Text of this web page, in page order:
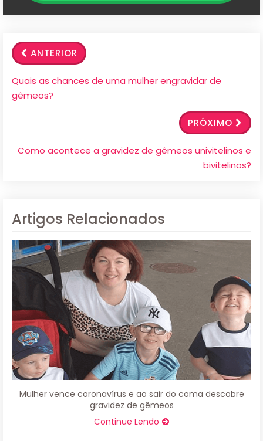
ANTERIOR
Quais as chances de uma mulher engravidar de
gêmeos?
PRÓXIMO
Como acontece a gravidez de gêmeos univitelinos e
bivitelinos?
Artigos Relacionados
Mulher vence coronavírus e ao sair do coma descobre
gravidez de gêmeos
Continue Lendo